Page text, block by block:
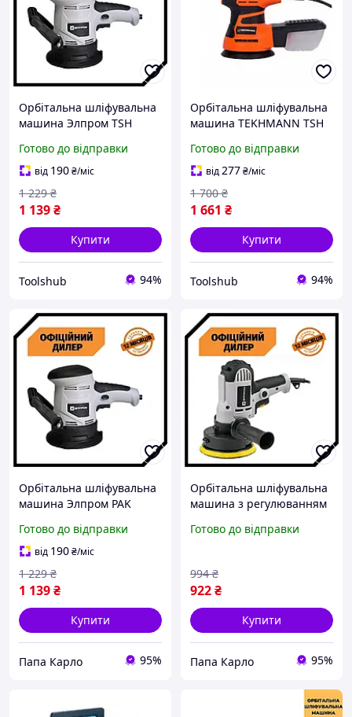
Орбітальна шліфувальна
машина Элпром TSH
Готово до відправки
від 190₴/міс
1 139₴
1 229 ₴
Купити
Toolshub 94%
Орбітальна шліфувальна
машина TEKHMANN TSH
електрична мережева
для дому і майстерні
Готово до відправки
від277₴/міс
1 661 ₴
1 700 ₴
Купити
Toolshub 94%
Орбітальна шліфувальна
машина Элпром PAK
Готово до відправки
від 190₴/міс
1 139₴
1 229 ₴
Купити
Папа Карло 95%
Орбітальна шліфувальна
машина з регулюванням
ЕОШМ-125А PAK
Готово до відправки
922₴
994 ₴
Купити
Папа Карло 95%